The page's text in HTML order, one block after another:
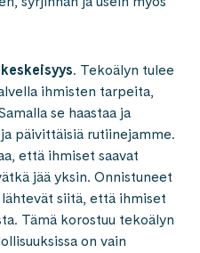
. Tekoälyn tulee
ihmisten tarpeita,
se haastaa ja
päivittäisiä rutiinejamme.
että ihmiset saavat
jää yksin. Onnistuneet
siitä, että ihmiset
Tämä korostuu tekoälyn
on vain